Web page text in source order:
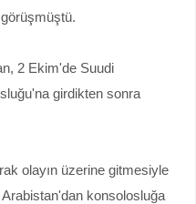
2 Ekim'de Suudi
girdikten sonra
olayın üzerine gitmesiyle
Arabistan'dan konsolosluğa